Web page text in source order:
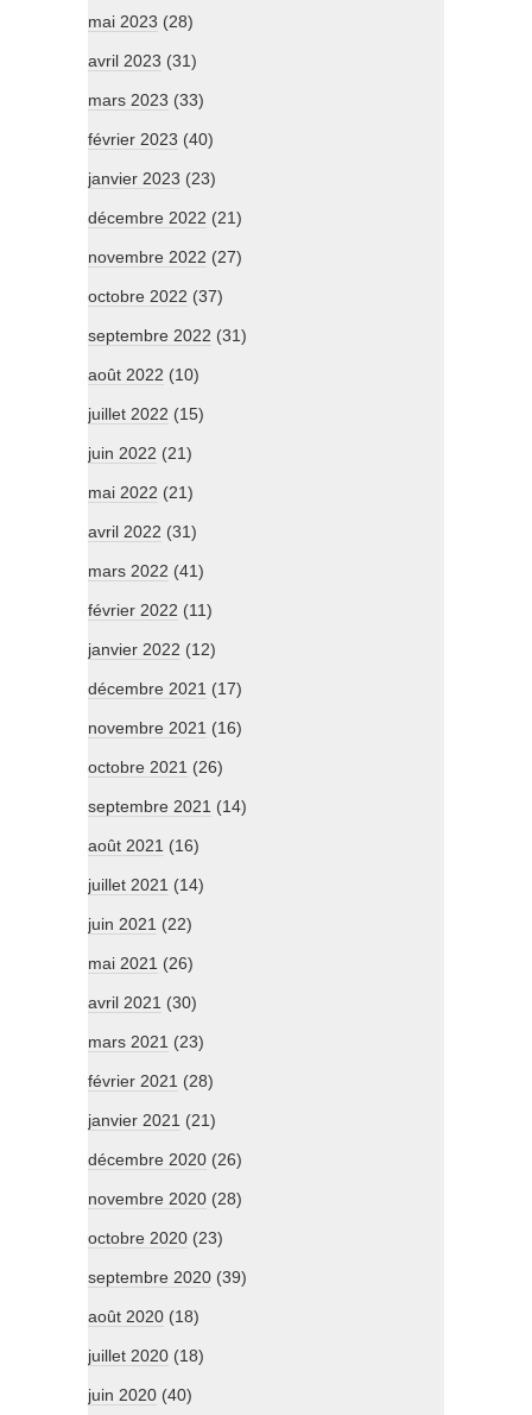
mai 2023 (28)
avril 2023 (31)
mars 2023 (33)
février 2023 (40)
janvier 2023 (23)
décembre 2022 (21)
novembre 2022 (27)
octobre 2022 (37)
septembre 2022 (31)
août 2022 (10)
juillet 2022 (15)
juin 2022 (21)
mai 2022 (21)
avril 2022 (31)
mars 2022 (41)
février 2022 (11)
janvier 2022 (12)
décembre 2021 (17)
novembre 2021 (16)
octobre 2021 (26)
septembre 2021 (14)
août 2021 (16)
juillet 2021 (14)
juin 2021 (22)
mai 2021 (26)
avril 2021 (30)
mars 2021 (23)
février 2021 (28)
janvier 2021 (21)
décembre 2020 (26)
novembre 2020 (28)
octobre 2020 (23)
septembre 2020 (39)
août 2020 (18)
juillet 2020 (18)
juin 2020 (40)